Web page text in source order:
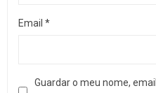
Email *
Guardar o meu nome,